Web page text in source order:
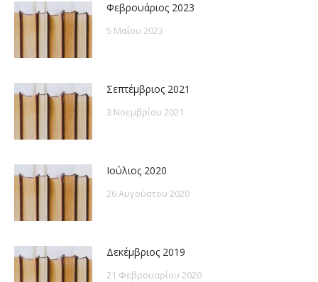
Φεβρουάριος 2023
5 Μαΐου 2023
Σεπτέμβριος 2021
3 Νοεμβρίου 2021
Ιούλιος 2020
26 Αυγούστου 2020
Δεκέμβριος 2019
21 Φεβρουαρίου 2020